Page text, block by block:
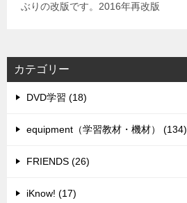
ぶりの改版です。2016年再改版
カテゴリー
DVD学習 (18)
equipment（学習教材・機材） (134)
FRIENDS (26)
iKnow! (17)